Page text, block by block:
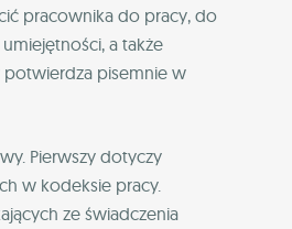
pracownika do pracy, do
a także
potwierdza pisemnie w
Pierwszy dotyczy
w kodeksie pracy.
ze świadczenia